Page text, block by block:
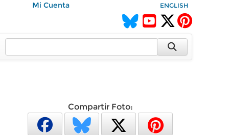
Mi Cuenta ENGLISH
Compartir Foto: